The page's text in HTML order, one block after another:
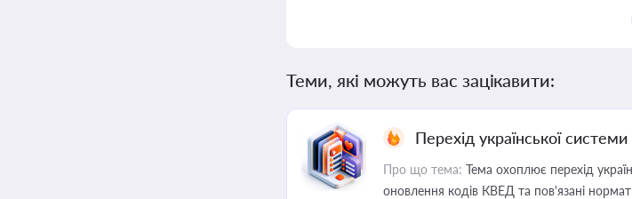
Теми, які можуть вас зацікавити:
Перехід української
Про що тема: Тема охоплює перехід
оновлення кодів КВЕД та пов'язані